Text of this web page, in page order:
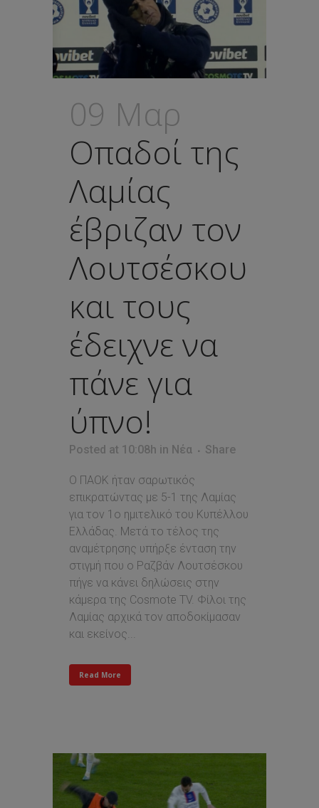
09 Μαρ
Οπαδοί της
Λαμίας
έβριζαν τον
Λουτσέσκου
και τους
έδειχνε να
πάνε για
ύπνο!
Posted at 10:08h in Νέα Share
Ο ΠΑΟΚ ήταν σαρωτικός
επικρατώντας με 5-1 της Λαμίας
για τον 1ο ημιτελικό του Κυπέλλου
Ελλάδας. Μετά το τέλος της
αναμέτρησης υπήρξε ένταση την
στιγμή που ο Ραζβάν Λουτσέσκου
πήγε να κάνει δηλώσεις στην
κάμερα της Cosmote TV. Φίλοι της
Λαμίας αρχικά τον αποδοκίμασαν
και εκείνος...
Read More